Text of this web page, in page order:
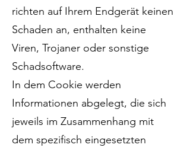
richten auf Ihrem Endgerät keinen
Schaden an, enthalten keine
Viren, Trojaner oder sonstige
Schadsoftware.
In dem Cookie werden
Informationen abgelegt, die sich
jeweils im Zusammenhang mit
dem spezifisch eingesetzten